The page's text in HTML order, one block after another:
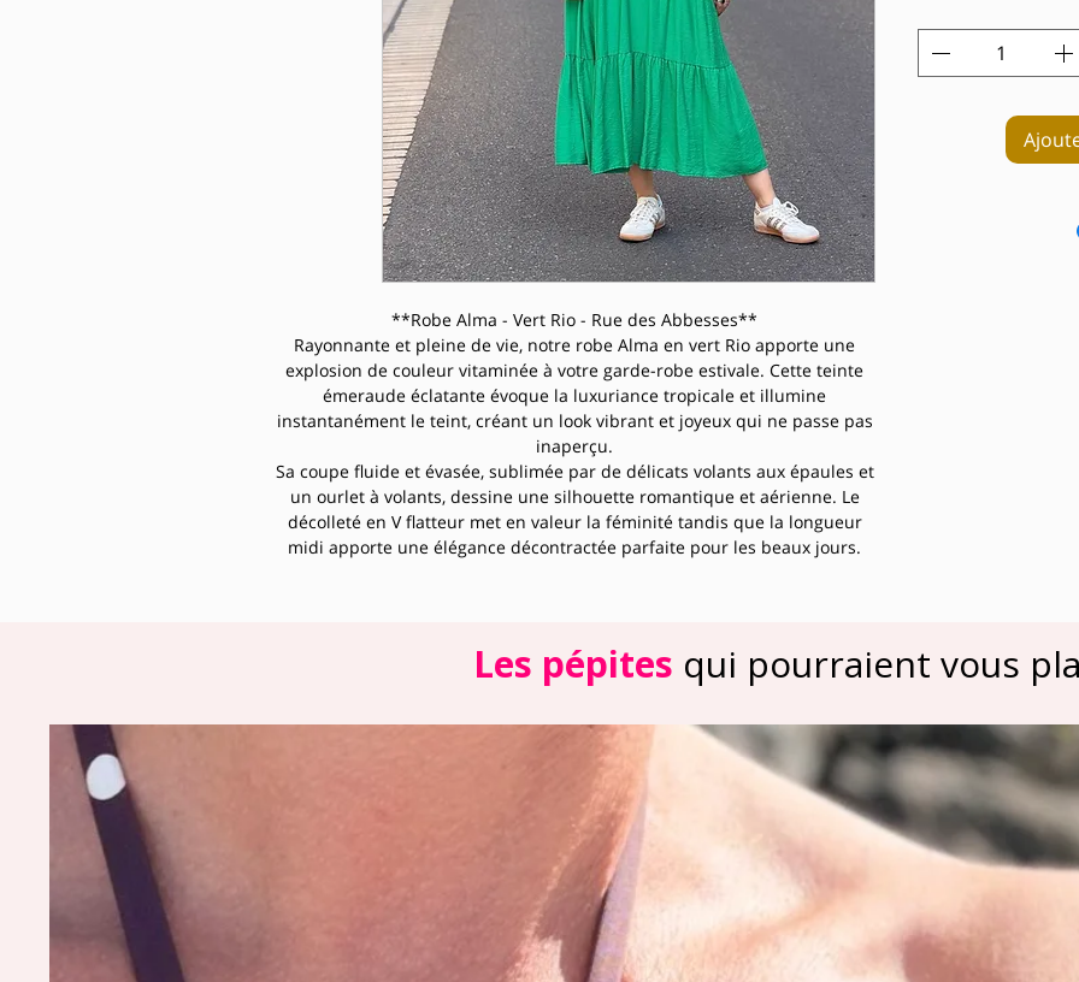
**Robe Alma - Vert Rio - Rue des Abbesses**
Rayonnante et pleine de vie, notre robe Alma en vert Rio apporte une
explosion de couleur vitaminée à votre garde-robe estivale. Cette teinte
émeraude éclatante évoque la luxuriance tropicale et illumine
instantanément le teint, créant un look vibrant et joyeux qui ne passe pas
inaperçu.
Sa coupe fluide et évasée, sublimée par de délicats volants aux épaules et
un ourlet à volants, dessine une silhouette romantique et aérienne. Le
décolleté en V flatteur met en valeur la féminité tandis que la longueur
midi apporte une élégance décontractée parfaite pour les beaux jours.
mouvement absolue, idéale pour danser sous le soleil d’été.
Portée avec des sandales à plateformes comme sur la photo pour un look
sophistiquée, la robe Alma vert Rio s’adapte à toutes vos envies mode
estivales.
**Composition :** 87% viscose, 13% nylon
**Fabrication :** Française
**Marque :** Rue des Abbesses
**Tailles disponibles :**
- Taille 1 : convient jusqu’au 40
- Taille 2 : convient jusqu’au 44
Osez la couleur et l’élégance française avec cette pièce statement qui
transformera chacune de vos sorties en moment radieux !​​​​​​​​​​​​​​​​
Les pépites qui pourraient vous